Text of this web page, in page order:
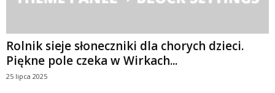
Rolnik sieje słoneczniki dla chorych dzieci.
Piękne pole czeka w Wirkach...
25 lipca 2025